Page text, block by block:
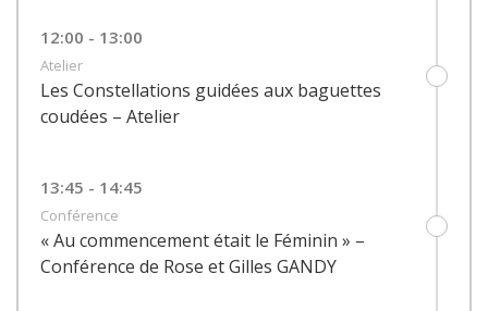
12:00 - 13:00
Atelier
Les Constellations guidées aux baguettes
coudées – Atelier
13:45 - 14:45
Conférence
« Au commencement était le Féminin » –
Conférence de Rose et Gilles GANDY